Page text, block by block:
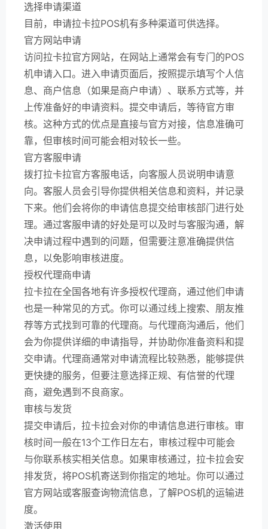
选择申请渠道
目前，申请拉卡拉POS机有多种渠道可供选择。
官方网站申请
访问拉卡拉官方网站，在网站上通常会有专门的POS
机申请入口。进入申请页面后，按照提示填写个人信
息、商户信息（如果是商户申请）、联系方式等，并
上传准备好的申请资料。提交申请后，等待官方审
核。这种方式的优点是直接与官方对接，信息准确可
靠，但审核时间可能会相对较长一些。
官方客服申请
拨打拉卡拉官方客服电话，向客服人员说明申请意
向。客服人员会引导你提供相关信息和资料，并记录
下来。他们会将你的申请信息提交给审核部门进行处
理。通过客服申请的好处是可以及时与客服沟通，解
决申请过程中遇到的问题，但需要注意准确提供信
息，以免影响审核进度。
授权代理商申请
拉卡拉在全国各地有许多授权代理商，通过他们申请
也是一种常见的方式。你可以通过线上搜索、朋友推
荐等方式找到可靠的代理商。与代理商沟通后，他们
会为你提供详细的申请指导，并协助你准备资料和提
交申请。代理商通常对申请流程比较熟悉，能够提供
更快捷的服务，但要注意选择正规、有信誉的代理
商，避免遇到不良商家。
审核与发货
提交申请后，拉卡拉会对你的申请信息进行审核。审
核时间一般在13个工作日左右，审核过程中可能会
与你联系核实相关信息。如果审核通过，拉卡拉会安
排发货，将POS机寄送到你指定的地址。你可以通过
官方网站或客服查询物流信息，了解POS机的运输进
度。
激活使用